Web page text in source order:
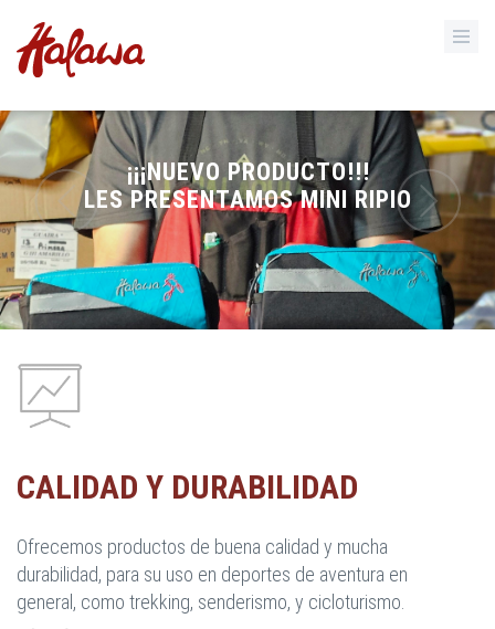
¡¡¡NUEVO PRODUCTO!!!
LES PRESENTAMOS MINI RIPIO
CALIDAD Y DURABILIDAD
Ofrecemos productos de buena calidad y mucha
durabilidad, para su uso en deportes de aventura en
general, como trekking, senderismo, y cicloturismo.